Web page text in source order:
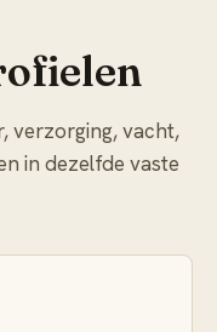
verzorging, vacht,
in dezelfde vaste